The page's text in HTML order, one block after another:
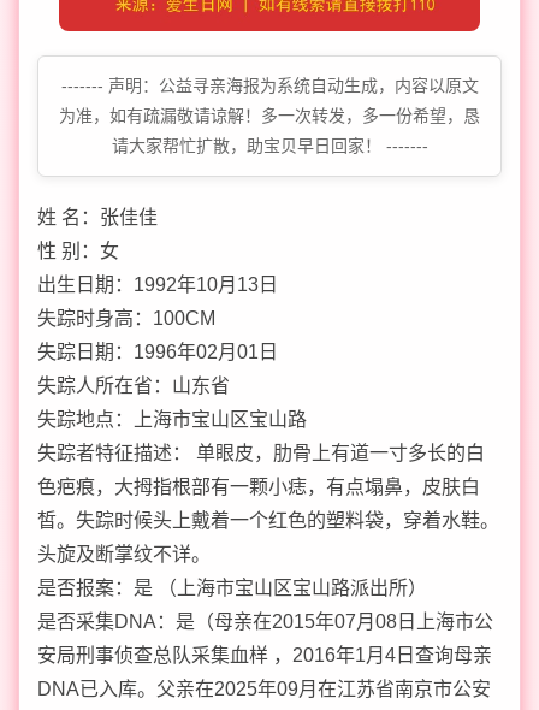
------- 声明：公益寻亲海报为系统自动生成，内容以原文
为准，如有疏漏敬请谅解！多一次转发，多一份希望，恳
请大家帮忙扩散，助宝贝早日回家！ -------
姓 名：张佳佳
性 别：女
出生日期：1992年10月13日
失踪时身高：100CM
失踪日期：1996年02月01日
失踪人所在省：山东省
失踪地点：上海市宝山区宝山路
失踪者特征描述： 单眼皮，肋骨上有道一寸多长的白
色疤痕，大拇指根部有一颗小痣，有点塌鼻，皮肤白
皙。失踪时候头上戴着一个红色的塑料袋，穿着水鞋。
头旋及断掌纹不详。
是否报案：是 （上海市宝山区宝山路派出所）
是否采集DNA：是（母亲在2015年07月08日上海市公
安局刑事侦查总队采集血样 ，2016年1月4日查询母亲
DNA已入库。父亲在2025年09月在江苏省南京市公安